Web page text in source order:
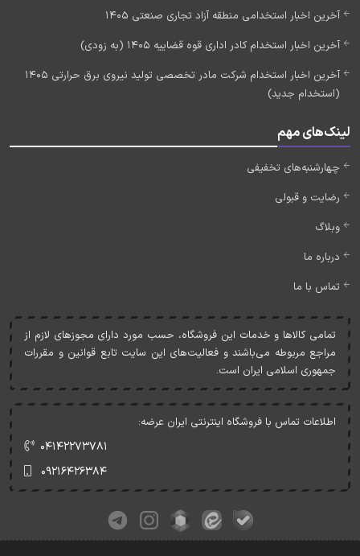
آخرین اخبار استخدامی منطقه آزاد تجاری صنعتی 1405
آخرین اخبار استخدام کادر اداری قوه قضاییه 1405 (به زودی)
آخرین اخبار استخدام شرکت مادر تخصصی تولید نیروی برق حرارتی 1405
(استخدام جدید)
لینک‌های مهم
چهارشنبه‌های تخفیفی
رضایت و قبولی
وبلاگ
درباره ما
تماس با ما
تمامی کالاها و خدمات اين فروشگاه، حسب مورد دارای مجوزهای لازم از
مراجع مربوطه می‌باشند و فعاليت‌های اين سايت تابع قوانين و مقررات
جمهوری اسلامی ايران است.
اطلاعات تماس با فروشگاه اینترنتی ایران عرضه:
۰۴۱۴۲۲۷۳۷۸۱
۰۹۲۱۶۴۲۶۳۸۴